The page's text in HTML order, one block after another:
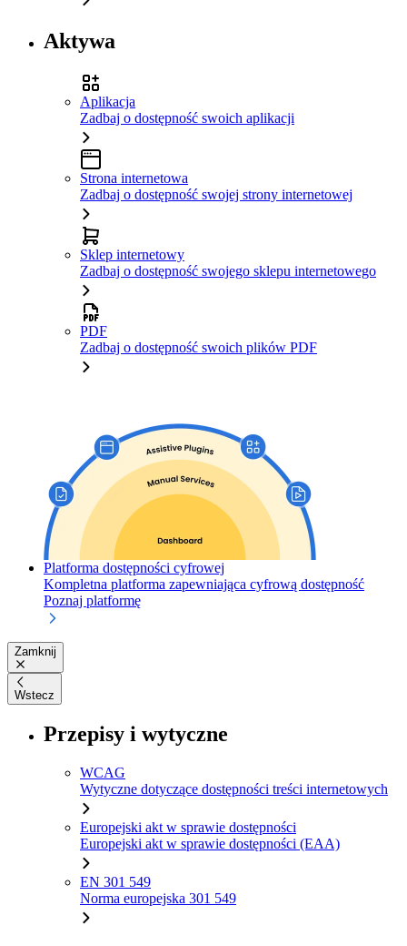
Aktywa
Aplikacja
Zadbaj o dostępność swoich aplikacji
Strona internetowa
Zadbaj o dostępność swojej strony internetowej
Sklep internetowy
Zadbaj o dostępność swojego sklepu internetowego
PDF
Zadbaj o dostępność swoich plików PDF
Platforma dostępności cyfrowej
Kompletna platforma zapewniająca cyfrową dostępność
Poznaj platformę
Zamknij
Wstecz
Przepisy i wytyczne
WCAG
Wytyczne dotyczące dostępności treści internetowych
Europejski akt w sprawie dostępności
Europejski akt w sprawie dostępności (EAA)
EN 301 549
Norma europejska 301 549